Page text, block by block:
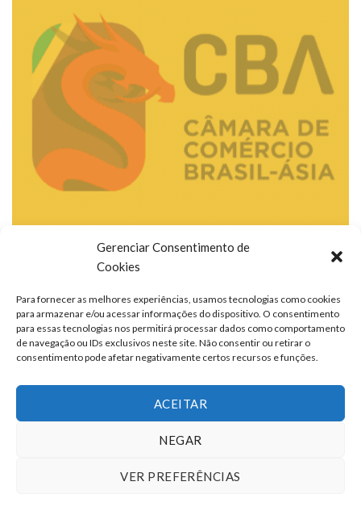
Gerenciar Consentimento de
Cookies
Para fornecer as melhores experiências, usamos tecnologias como cookies
para armazenar e/ou acessar informações do dispositivo. O consentimento
para essas tecnologias nos permitirá processar dados como comportamento
de navegação ou IDs exclusivos neste site. Não consentir ou retirar o
consentimento pode afetar negativamente certos recursos e funções.
ACEITAR
NEGAR
VER PREFERÊNCIAS